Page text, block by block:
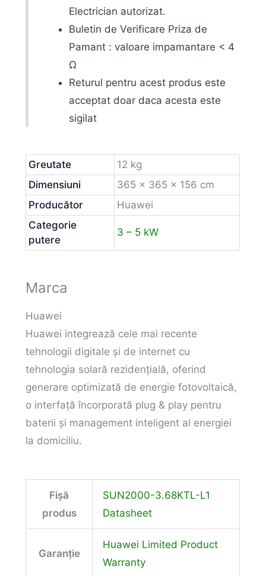
Electrician autorizat.
Buletin de Verificare Priza de
Pamant : valoare impamantare < 4
Ω
Returul pentru acest produs este
acceptat doar daca acesta este
sigilat
Greutate
12 kg
Dimensiuni
365 × 365 × 156 cm
Producător
Huawei
Categorie
putere
3 – 5 kW
Marca
Huawei
Huawei integrează cele mai recente
tehnologii digitale și de internet cu
tehnologia solară rezidențială, oferind
generare optimizată de energie fotovoltaică,
o interfață încorporată plug & play pentru
baterii și management inteligent al energiei
la domiciliu.
Fișă
produs
SUN2000-3.68KTL-L1
Datasheet
Garanție
Huawei Limited Product
Warranty